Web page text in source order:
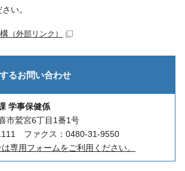
い。
（外部リンク）
るお問い合わせ
学事保健係
市鷲宮6丁目1番1号
ファクス：0480-31-9550
専用フォームをご利用ください。